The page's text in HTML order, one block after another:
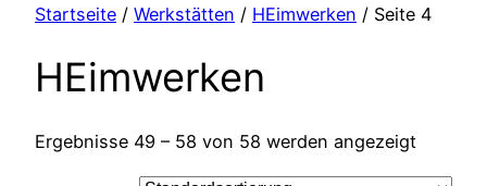
Startseite / Werkstätten / HEimwerken / Seite 4
HEimwerken
Ergebnisse 49 – 58 von 58 werden angezeigt